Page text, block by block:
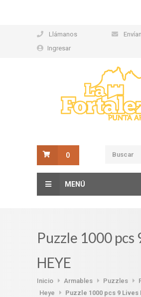
Llámanos
Ingresar
0
MENÚ
Puzzle 1000 pcs
HEYE
Inicio Armables Puzzles
Heye
Puzzle 1000 pcs 9 Lives